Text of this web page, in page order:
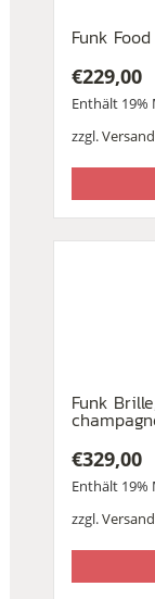
Funk
€229,00
Enthält 19%
zzgl.Versand
Funk
€329,00
Enthält 19%
zzgl.Versand